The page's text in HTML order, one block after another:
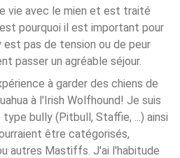
vie avec le mien et est traité
pourquoi il est important pour
pas de tension ou de peur
passer un agréable séjour.
à garder des chiens de
à l'Irish Wolfhound! Je suis
bully (Pitbull, Staffie, ...) ainsi
être catégorisés,
autres Mastiffs. J'ai l'habitude